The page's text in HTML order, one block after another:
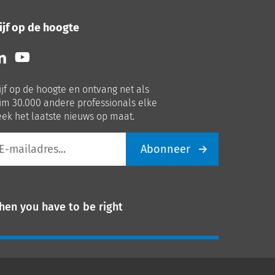
op de hoogte
Volg
ons
Youtube
op de hoogte en ontvang net als
30.000 andere professionals elke
het laatste nieuws op maat.
Abonneer
you have to be right